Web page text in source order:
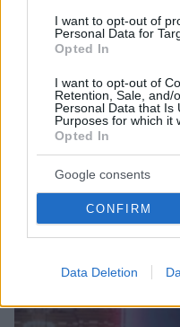
I want to opt-out of
Personal Data for
Opted In
I want to opt-out of
Retention, Sale, and/
Personal Data that Is
Purposes for which it
Opted In
Google consents
CONFIRM
Data Deletion
Η Ηρώ για την επίθεση
της: Δύσκολη φάση,
Πολλές φορές
πρόσθεσε
27.03.2024, 11:04 3